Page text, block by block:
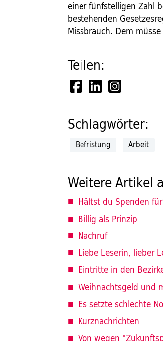
einer fünfstelligen Zahl
bestehenden
Missbrauch. Dem
Teilen:
Schlagwörter:
Befristung Arbeit
Weitere Artikel
Hältst du Spenden
Billig als Prinzip
Nachruf
Liebe Leserin, lieber
Eintritte in den
Weihnachtsgeld und
Es setzte schlechte
Kurznachrichten
Von wegen